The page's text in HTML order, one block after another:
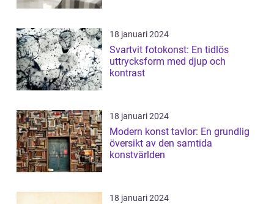
18 januari 2024
Svartvit fotokonst: En tidlös
uttrycksform med djup och
kontrast
18 januari 2024
Modern konst tavlor: En grundlig
översikt av den samtida
konstvärlden
18 januari 2024